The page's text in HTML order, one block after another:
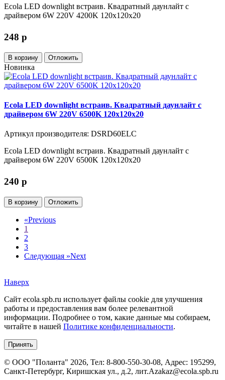
Ecola LED downlight встраив. Квадратный даунлайт с
драйвером 6W 220V 4200K 120x120x20
248 p
В корзину Отложить
Новинка
Ecola LED downlight встраив. Квадратный даунлайт с
драйвером 6W 220V 6500K 120x120x20
Артикул производителя: DSRD60ELC
Ecola LED downlight встраив. Квадратный даунлайт с
драйвером 6W 220V 6500K 120x120x20
240 p
В корзину Отложить
«Previous
1
2
3
Следующая »Next
Наверх
Сайт ecola.spb.ru использует файлы cookie для улучшения
работы и предоставления вам более релевантной
информации. Подробнее о том, какие данные мы собираем,
читайте в нашей Политике конфиденциальности.
Принять
© ООО "Поланта" 2026, Тел: 8-800-550-30-08, Адрес: 195299,
Санкт-Петербург, Киришская ул., д.2, лит.Аzakaz@ecola.spb.ru